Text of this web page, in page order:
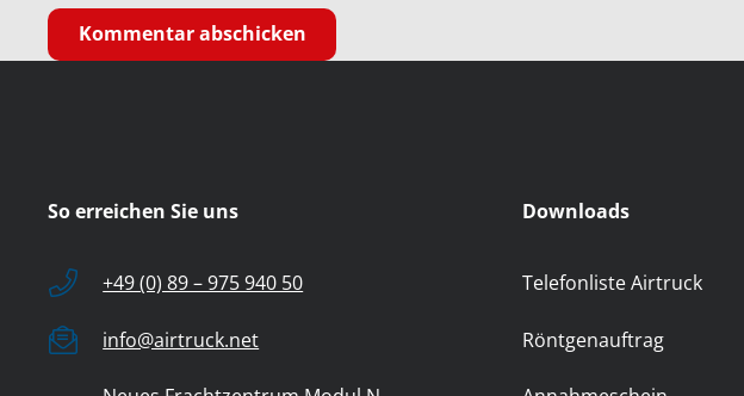
Kommentar abschicken
So erreichen Sie uns
+49 (0) 89 – 975 940 50
info@airtruck.net
Downloads
Telefonliste Airtruck
Röntgenauftrag